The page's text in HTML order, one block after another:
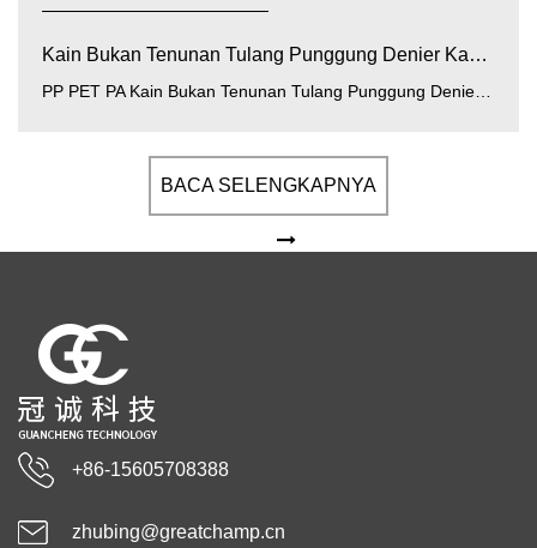
Kain Bukan Tenunan Tulang Punggung Denier Kasar PP...
BACA SELENGKAPNYA
+86-15605708388
zhubing@greatchamp.cn